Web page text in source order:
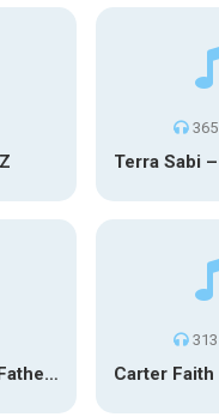
365
The Game – Like Father Like Daughter
313